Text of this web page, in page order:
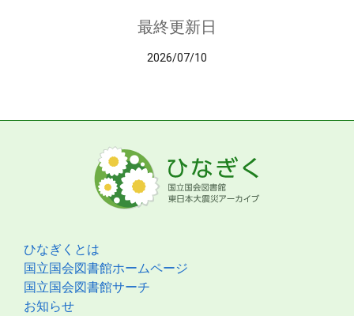
最終更新日
2026/07/10
ひなぎくとは
国立国会図書館ホームページ
国立国会図書館サーチ
お知らせ